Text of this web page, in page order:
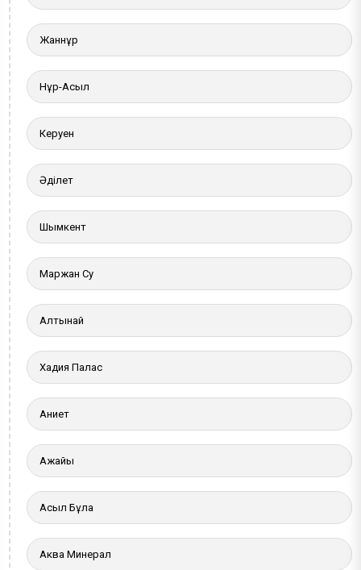
Жаннұр
Нұр-Асыл
Керуен
Әділет
Шымкент
Маржан Су
Алтынай
Хадия Палас
Ақниет
Ақжайық
Асыл Бұлақ
Аква Минерал